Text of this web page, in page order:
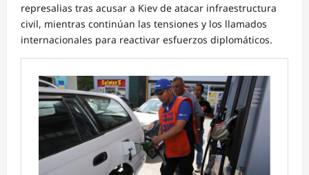
represalias tras acusar a Kiev de atacar infraestructura
civil, mientras continúan las tensiones y los llamados
internacionales para reactivar esfuerzos diplomáticos.